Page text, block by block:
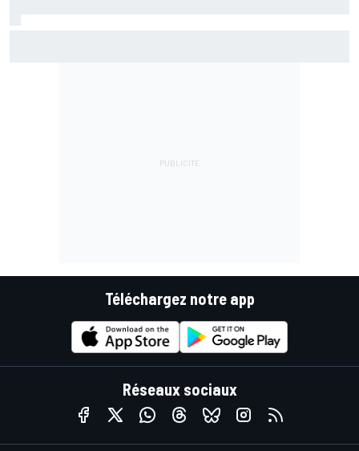
Téléchargez notre app
Réseaux sociaux